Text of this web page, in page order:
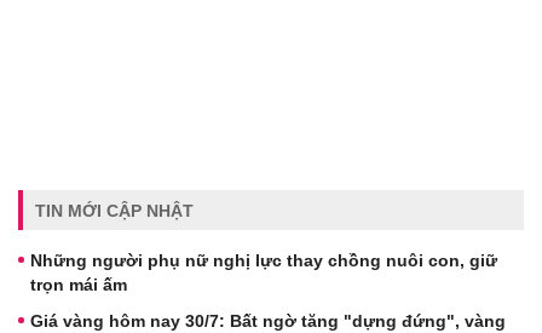
TIN MỚI CẬP NHẬT
Những người phụ nữ nghị lực thay chồng nuôi con, giữ
trọn mái ấm
Giá vàng hôm nay 30/7: Bất ngờ tăng "dựng đứng", vàng